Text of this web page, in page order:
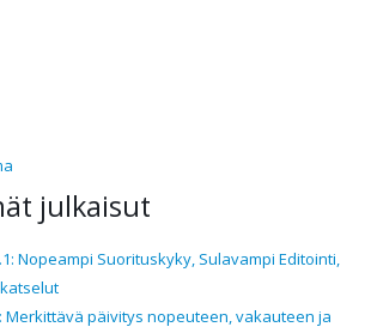
julkaisut
Nopeampi Suorituskyky, Sulavampi Editointi,
Merkittävä päivitys nopeuteen, vakauteen ja